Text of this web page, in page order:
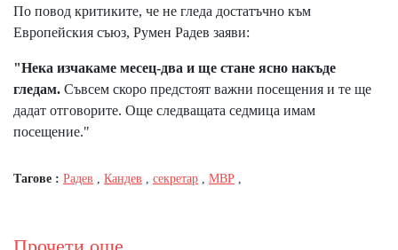
По повод критиките, че не гледа достатъчно към
Европейския съюз, Румен Радев заяви:
"Нека изчакаме месец-два и ще стане ясно накъде
гледам. Съвсем скоро предстоят важни посещения и те ще
дадат отговорите. Още следващата седмица имам
посещение."
Тагове : Радев Кандев секретар МВР